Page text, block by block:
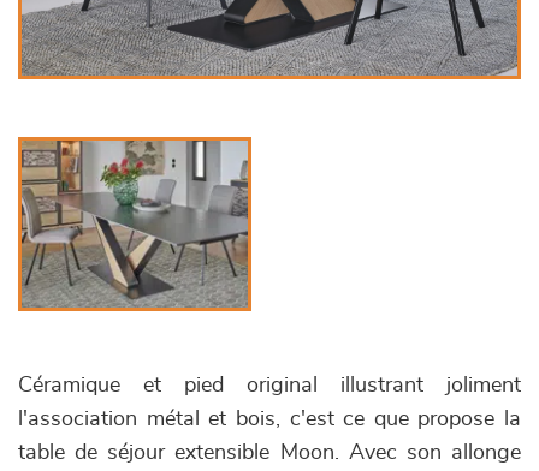
Céramique et pied original illustrant joliment
l'association métal et bois, c'est ce que propose la
table de séjour extensible Moon. Avec son allonge